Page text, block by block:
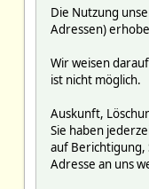
Die Nutzung
Adressen)
Wir weisen
ist nicht möglich.
Auskunft,
Sie haben
auf Berichtigung,
Adresse an uns